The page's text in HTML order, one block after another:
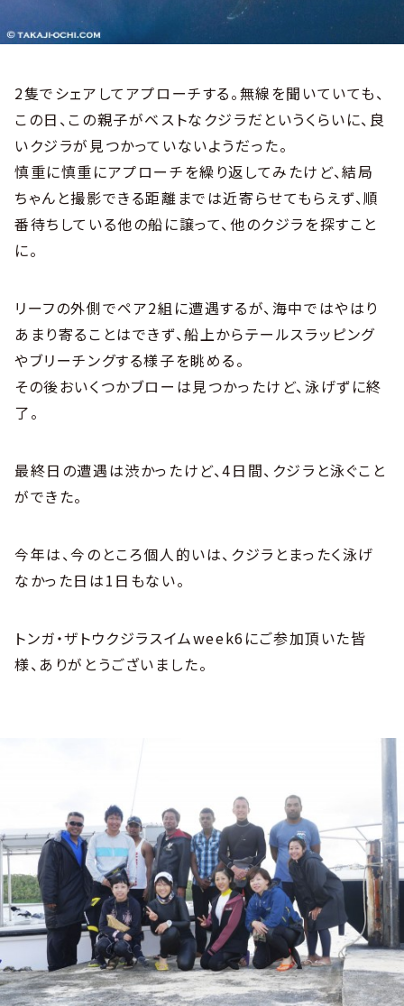
2隻でシェアしてアプローチする。無線を聞いていても、
この日、この親子がベストなクジラだというくらいに、良
いクジラが見つかっていないようだった。
慎重に慎重にアプローチを繰り返してみたけど、結局
ちゃんと撮影できる距離までは近寄らせてもらえず、順
番待ちしている他の船に譲って、他のクジラを探すこと
に。
リーフの外側でペア2組に遭遇するが、海中ではやはり
あまり寄ることはできず、船上からテールスラッピング
やブリーチングする様子を眺める。
その後おいくつかブローは見つかったけど、泳げずに終
了。
最終日の遭遇は渋かったけど、4日間、クジラと泳ぐこと
ができた。
今年は、今のところ個人的いは、クジラとまったく泳げ
なかった日は1日もない。
トンガ・ザトウクジラスイムweek6にご参加頂いた皆
様、ありがとうございました。